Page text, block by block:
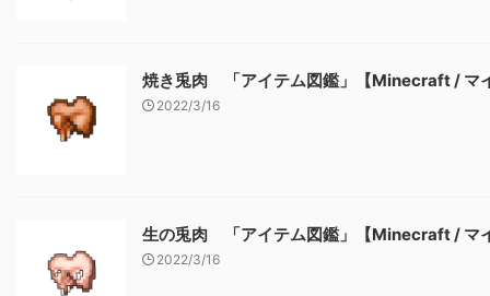
焼き兎肉 「アイテム図鑑」【Minecraft / マイ
2022/3/16
生の兎肉 「アイテム図鑑」【Minecraft / マイ
2022/3/16